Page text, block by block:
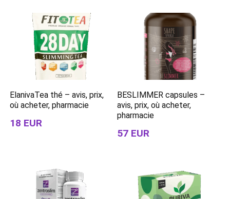
ElanivaTea thé – avis, prix,
où acheter, pharmacie
18 EUR
BESLIMMER capsules –
avis, prix, où acheter,
pharmacie
57 EUR